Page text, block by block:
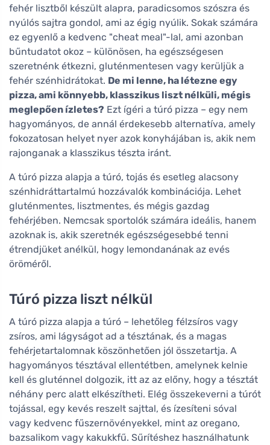
fehér lisztből készült alapra, paradicsomos szószra és
nyúlós sajtra gondol, ami az égig nyúlik. Sokak számára
ez egyenlő a kedvenc "cheat meal"-lal, ami azonban
bűntudatot okoz – különösen, ha egészségesen
szeretnénk étkezni, gluténmentesen vagy kerüljük a
fehér szénhidrátokat. De mi lenne, ha létezne egy
pizza, ami könnyebb, klasszikus liszt nélküli, mégis
meglepően ízletes? Ezt ígéri a túró pizza – egy nem
hagyományos, de annál érdekesebb alternatíva, amely
fokozatosan helyet nyer azok konyhájában is, akik nem
rajonganak a klasszikus tészta iránt.
A túró pizza alapja a túró, tojás és esetleg alacsony
szénhidráttartalmú hozzávalók kombinációja. Lehet
gluténmentes, lisztmentes, és mégis gazdag
fehérjében. Nemcsak sportolók számára ideális, hanem
azoknak is, akik szeretnék egészségesebbé tenni
étrendjüket anélkül, hogy lemondanának az evés
öröméről.
Túró pizza liszt nélkül
A túró pizza alapja a túró – lehetőleg félzsíros vagy
zsíros, ami lágyságot ad a tésztának, és a magas
fehérjetartalomnak köszönhetően jól összetartja. A
hagyományos tésztával ellentétben, amelynek kelnie
kell és gluténnel dolgozik, itt az az előny, hogy a tésztát
néhány perc alatt elkészítheti. Elég összekeverni a túrót
tojással, egy kevés reszelt sajttal, és ízesíteni sóval
vagy kedvenc fűszernövényekkel, mint az oregano,
bazsalikom vagy kakukkfű. Sűrítéshez használhatunk